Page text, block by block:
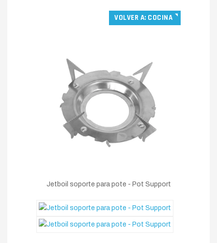
VOLVER A: COCINA
Jetboil soporte para pote - Pot Support